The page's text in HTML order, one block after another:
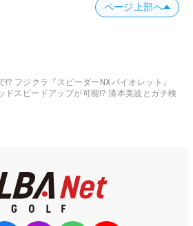
ページ上部へ
⁉️ フジクラ『スピーダーNXバイオレット』
ドスピードアップが可能⁉️ 清本美波とガチ検